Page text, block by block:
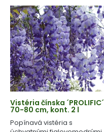
Vistéria čínska ´PROLIFIC´
70-80 cm, kont. 2 l
Popínavá vistéria s